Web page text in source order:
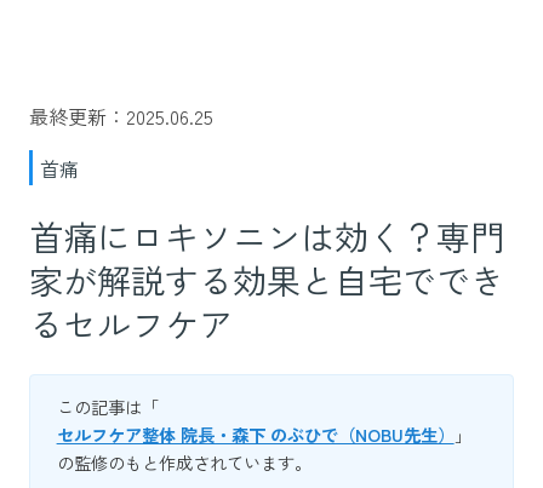
最終更新：2025.06.25
首痛
首痛にロキソニンは効く？専門
家が解説する効果と自宅ででき
るセルフケア
この記事は「
セルフケア整体 院長・森下 のぶひで（NOBU先生）
」
の監修のもと作成されています。